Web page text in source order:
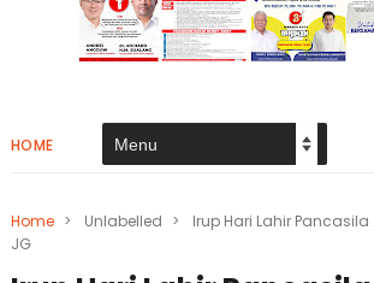
HOME
Home > Unlabelled >
Irup Hari Lahir
JG